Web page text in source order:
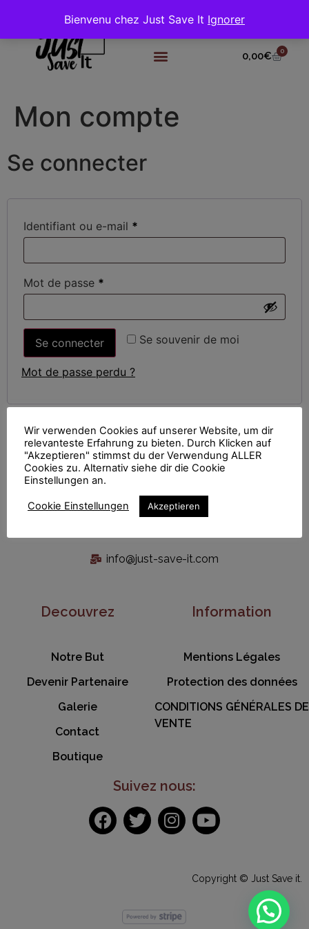
Bienvenu chez Just Save It Ignorer
0,00€ 0
Mon compte
Se connecter
Identifiant ou e-mail *
Mot de passe *
Se souvenir de moi
Se connecter
Mot de passe perdu ?
info@just-save-it.com
Decouvrez
Notre But
Devenir Partenaire
Galerie
Contact
Boutique
Information
Mentions Légales
Protection des données
CONDITIONS GÉNÉRALES DE
VENTE
Suivez nous:
Copyright © Just Save it.
Wir verwenden Cookies auf unserer Website, um dir
relevanteste Erfahrung zu bieten. Durch Klicken auf
"Akzeptieren" stimmst du der Verwendung ALLER
Cookies zu. Alternativ siehe dir die Cookie
Einstellungen an.
Cookie Einstellungen Akzeptieren